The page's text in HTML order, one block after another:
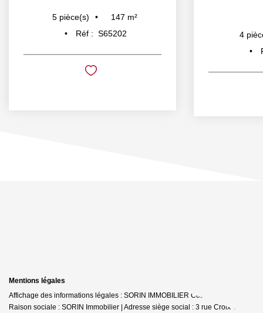
5 pièce(s) 147 m²
Réf : S65202 4
Mentions légales
Affichage des informations légales : SORIN IMMOBILIER Cossé-le-Vivien |
Raison sociale : SORIN Immobilier | Adresse siège social : 3 rue Croix Viel -